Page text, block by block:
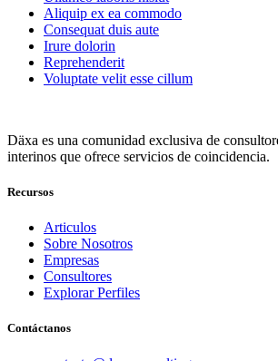
Aliquip ex ea commodo
Consequat duis aute
Irure dolorin
Reprehenderit
Voluptate velit esse cillum
Däxa es una comunidad exclusiva de
interinos que ofrece servicios de coincidencia.
Recursos
Articulos
Sobre Nosotros
Empresas
Consultores
Explorar Perfiles
Contáctanos